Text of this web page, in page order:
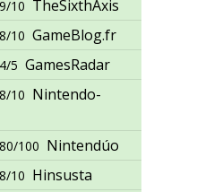
9/10 TheSixthAxis
8/10 GameBlog.fr
4/5 GamesRadar
8/10 Nintendo-
80/100 Nintendúo
8/10 Hinsusta